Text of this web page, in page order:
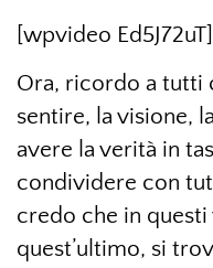
[wpvideo Ed5J72uT]
Ora, ricordo a tutti
sentire, la visione,
avere la verità in
condividere con
credo che in
quest’ultimo, si